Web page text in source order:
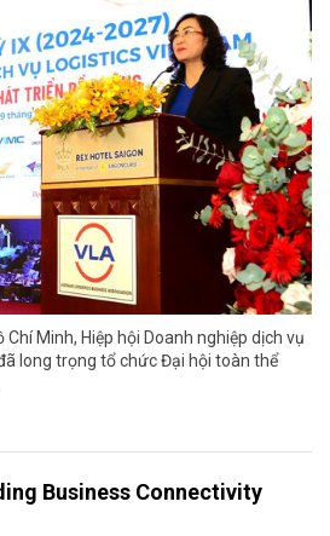
Minh, Hiệp hội Doanh nghiệp dịch vụ
long trọng tổ chức Đại hội toàn thể
Business Connectivity